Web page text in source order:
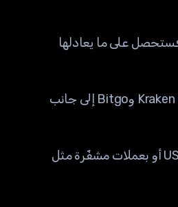
على ما يعادلها
لا تقوم FTX بالدفع مباشرة للمستخدمين النهائيين، بل تتعاون مع مزودي توزيع مثل منصتي Kraken وBitgo إلى جانب
من خلال هؤلاء الشركاء، يمكنك استبدال المبالغ الورقية بعملات مستقرة مثل USDT أو USDC أو بعملات مشفّرة مثل